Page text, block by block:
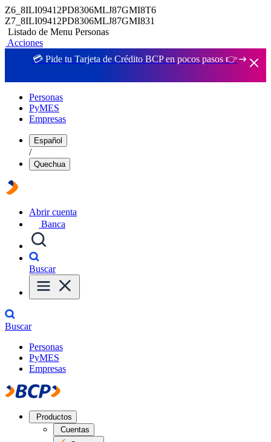
Z6_8ILI09412PD8306MLJ87GMI8T6
Z7_8ILI09412PD8306MLJ87GMI831
Listado de Menu Personas
Acciones
💳 Pide tu Tarjeta de Crédito BCP en pocos pasos 👉
Personas
PyMES
Empresas
Español
/
Quechua
Abrir cuenta
Banca
Buscar
Buscar
Personas
PyMES
Empresas
Productos
Cuentas